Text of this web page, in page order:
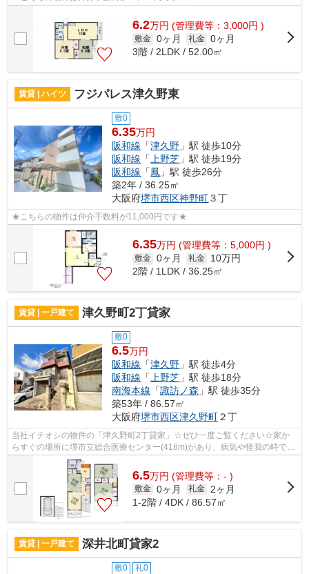
6.2万円 (管理費等：3,000円 )
敷金 0ヶ月 礼金 0ヶ月
3階 / 2LDK / 52.00㎡
賃貸 | ハイツ フジパレス津久野東
敷0
6.35万円
阪和線 「津久野 」駅 徒歩10分
阪和線 「 上野芝 」駅 徒歩19分
阪和線 「鳳 」駅 徒歩26分
築2年 / 36.25㎡
大阪府堺市西区神野町３丁
★こちらの物件は仲介手数料が11,000円です★
6.35万円 (管理費等：5,000円 )
敷金 0ヶ月 礼金
10万円
2階 / 1LDK / 36.25㎡
賃貸 | 一戸建て 津久野町2丁貸家
敷0
6.5万円
阪和線 「津久野 」駅 徒歩4分
阪和線 「上野芝 」駅 徒歩18分
南海本線 「諏訪ノ森 」駅 徒歩35分
築53年 / 86.57㎡
大阪府堺市西区津久野町２丁
当社イチオシの物件の「津久野町2丁貸家」☆ぜひ一度ご覧ください☆家か
らすぐの場所に堺市立総合医療センター(418m)があり、病気や怪我の時でも
安心ですね☆近場にファミリーマート 堺津...
6.5万円 (管理費等：- )
敷金 0ヶ月 礼金
2ヶ月
1-2階 / 4DK / 86.57㎡
賃貸 | 一戸建て 深井北町貸家2
敷0 礼0